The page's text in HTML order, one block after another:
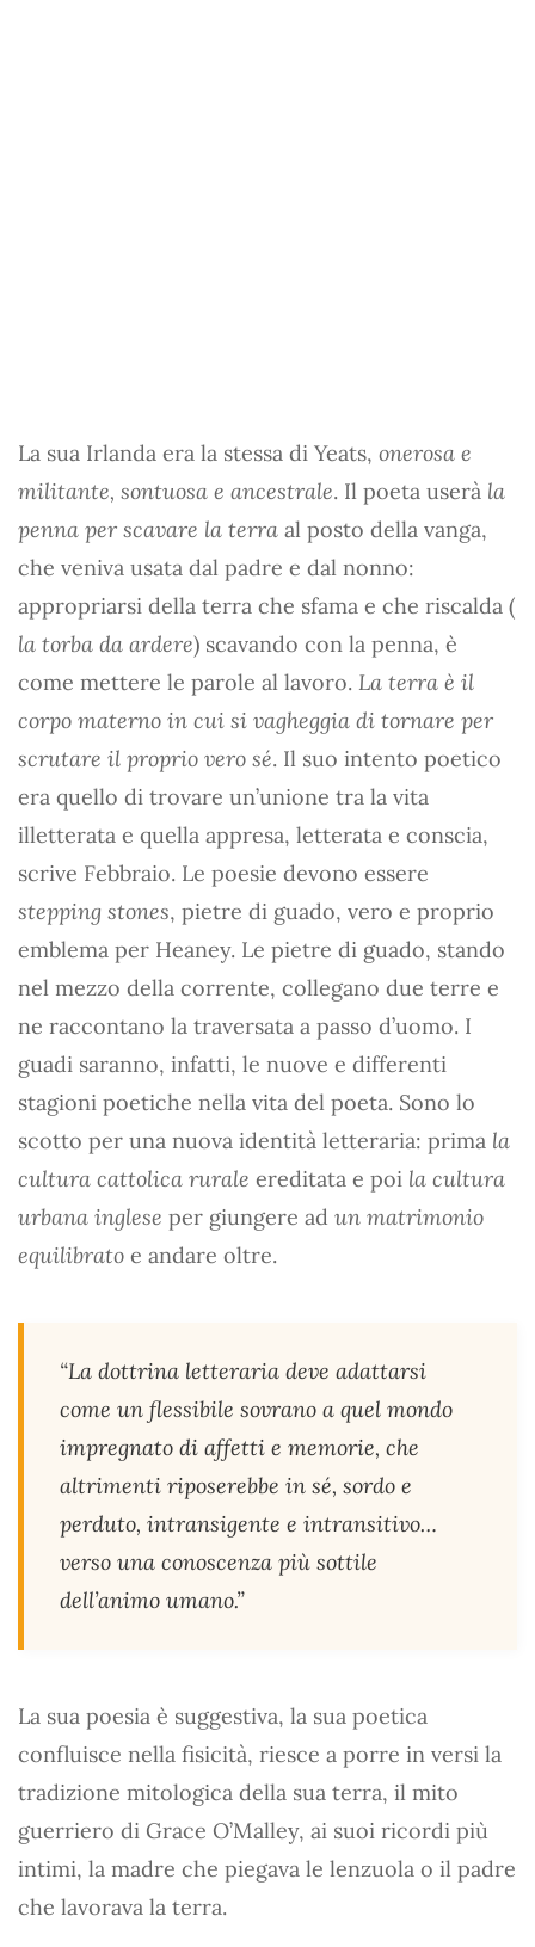
La sua Irlanda era la stessa di Yeats, onerosa e
militante, sontuosa e ancestrale. Il poeta userà la
penna per scavare la terra al posto della vanga,
che veniva usata dal padre e dal nonno:
appropriarsi della terra che sfama e che riscalda (
la torba da ardere) scavando con la penna, è
come mettere le parole al lavoro. La terra è il
corpo materno in cui si vagheggia di tornare per
scrutare il proprio vero sé. Il suo intento poetico
era quello di trovare un’unione tra la vita
illetterata e quella appresa, letterata e conscia,
scrive Febbraio. Le poesie devono essere
stepping stones, pietre di guado, vero e proprio
emblema per Heaney. Le pietre di guado, stando
nel mezzo della corrente, collegano due terre e
ne raccontano la traversata a passo d’uomo. I
guadi saranno, infatti, le nuove e differenti
stagioni poetiche nella vita del poeta. Sono lo
scotto per una nuova identità letteraria: prima la
cultura cattolica rurale ereditata e poi la cultura
urbana inglese per giungere ad un matrimonio
equilibrato e andare oltre.
“La dottrina letteraria deve adattarsi
come un flessibile sovrano a quel mondo
impregnato di affetti e memorie, che
altrimenti riposerebbe in sé, sordo e
perduto, intransigente e intransitivo…
verso una conoscenza più sottile
dell’animo umano.”
La sua poesia è suggestiva, la sua poetica
confluisce nella fisicità, riesce a porre in versi la
tradizione mitologica della sua terra, il mito
guerriero di Grace O’Malley, ai suoi ricordi più
intimi, la madre che piegava le lenzuola o il padre
che lavorava la terra.